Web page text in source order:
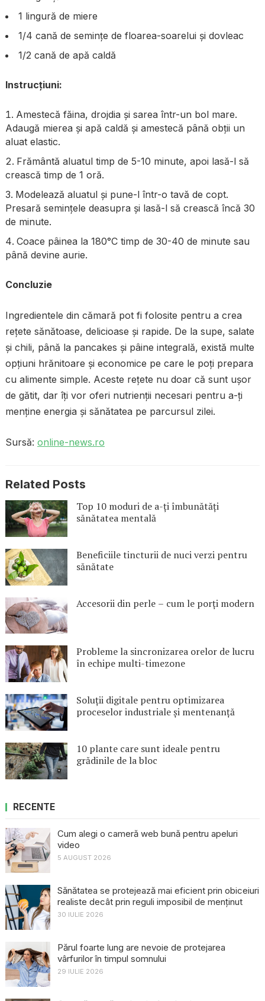
1 lingură de miere
1/4 cană de semințe de floarea-soarelui și dovleac
1/2 cană de apă caldă
Instrucțiuni:
Amestecă făina, drojdia și sarea într-un bol mare.
Adaugă mierea și apă caldă și amestecă până obții un
aluat elastic.
Frământă aluatul timp de 5-10 minute, apoi lasă-l să
crească timp de 1 oră.
Modelează aluatul și pune-l într-o tavă de copt.
Presară semințele deasupra și lasă-l să crească încă 30
de minute.
Coace pâinea la 180°C timp de 30-40 de minute sau
până devine aurie.
Concluzie
Ingredientele din cămară pot fi folosite pentru a crea
rețete sănătoase, delicioase și rapide. De la supe, salate
și chili, până la pancakes și pâine integrală, există multe
opțiuni hrănitoare și economice pe care le poți prepara
cu alimente simple. Aceste rețete nu doar că sunt ușor
de gătit, dar îți vor oferi nutrienții necesari pentru a-ți
menține energia și sănătatea pe parcursul zilei.
Sursă: online-news.ro
Related Posts
Top 10 moduri de a-ți îmbunătăți
sănătatea mentală
Beneficiile tincturii de nuci verzi pentru
sănătate
Accesorii din perle – cum le porți modern
Probleme la sincronizarea orelor de lucru
în echipe multi-timezone
Soluții digitale pentru optimizarea
proceselor industriale și mentenanță
10 plante care sunt ideale pentru
grădinile de la bloc
RECENTE
Cum alegi o cameră web bună pentru apeluri
video
5 AUGUST 2026
Sănătatea se protejează mai eficient prin obiceiuri
realiste decât prin reguli imposibil de menținut
30 IULIE 2026
Părul foarte lung are nevoie de protejarea
vârfurilor în timpul somnului
29 IULIE 2026